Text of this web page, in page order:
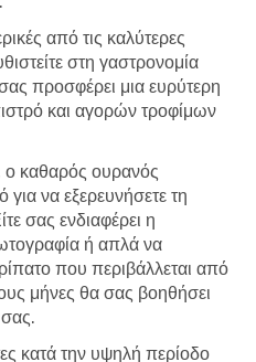
από τις καλύτερες
στη γαστρονομία
προσφέρει μια ευρύτερη
και αγορών τροφίμων
ο καθαρός ουρανός
για να εξερευνήσετε τη
σας ενδιαφέρει η
ή απλά να
που περιβάλλεται από
μήνες θα σας βοηθήσει
σας.
κατά την υψηλή περίοδο